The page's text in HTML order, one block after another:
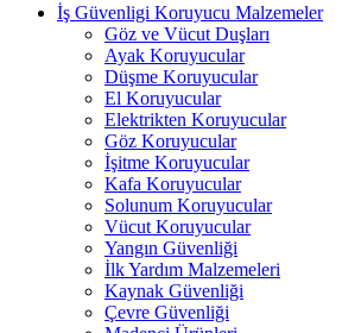
İş Güvenligi Koruyucu Malzemeler
Göz ve Vücut Duşları
Ayak Koruyucular
Düşme Koruyucular
El Koruyucular
Elektrikten Koruyucular
Göz Koruyucular
İşitme Koruyucular
Kafa Koruyucular
Solunum Koruyucular
Vücut Koruyucular
Yangın Güvenliği
İlk Yardım Malzemeleri
Kaynak Güvenliği
Çevre Güvenliği